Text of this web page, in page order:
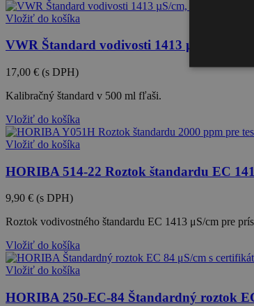
Vložiť do košíka
VWR Štandard vodivosti 1413 µS/cm, 500
17,00 € (s DPH)
Kalibračný štandard v 500 ml fľaši.
Vložiť do košíka
Vložiť do košíka
HORIBA 514-22 Roztok štandardu EC
9,90 € (s DPH)
Roztok vodivostného štandardu EC 1413 μS/cm pre
Vložiť do košíka
Vložiť do košíka
HORIBA 250-EC-84 Štandardný roztok